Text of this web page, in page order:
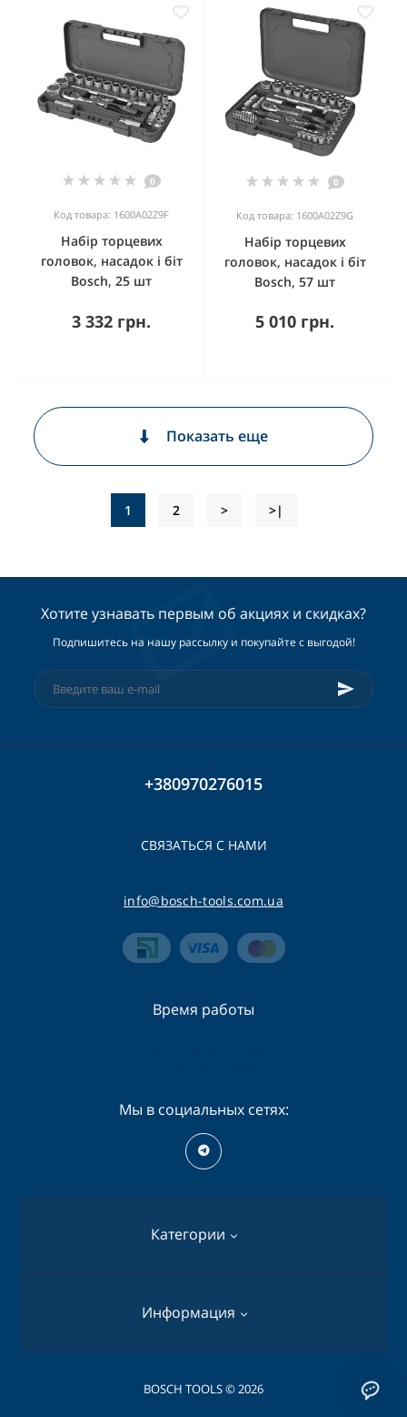
0
Код товара: 1600A02Z9F
Набір торцевих
головок, насадок і біт
Bosch, 25 шт
3 332 грн.
0
Код товара: 1600A02Z9G
Набір торцевих
головок, насадок і біт
Bosch, 57 шт
5 010 грн.
Показать еще
1 2 > >|
Хотите узнавать первым об акциях и скидках?
Подпишитесь на нашу рассылку и покупайте с выгодой!
+380970276015
СВЯЗАТЬСЯ С НАМИ
info@bosch-tools.com.ua
Категории
Перфораторы
Информация
О нас
Время работы
Мы в социальных сетях:
BOSCH TOOLS © 2026